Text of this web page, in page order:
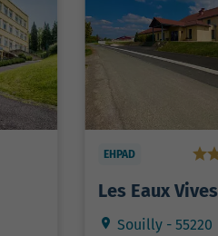
EHPAD
Les Eaux
Souilly - 55220